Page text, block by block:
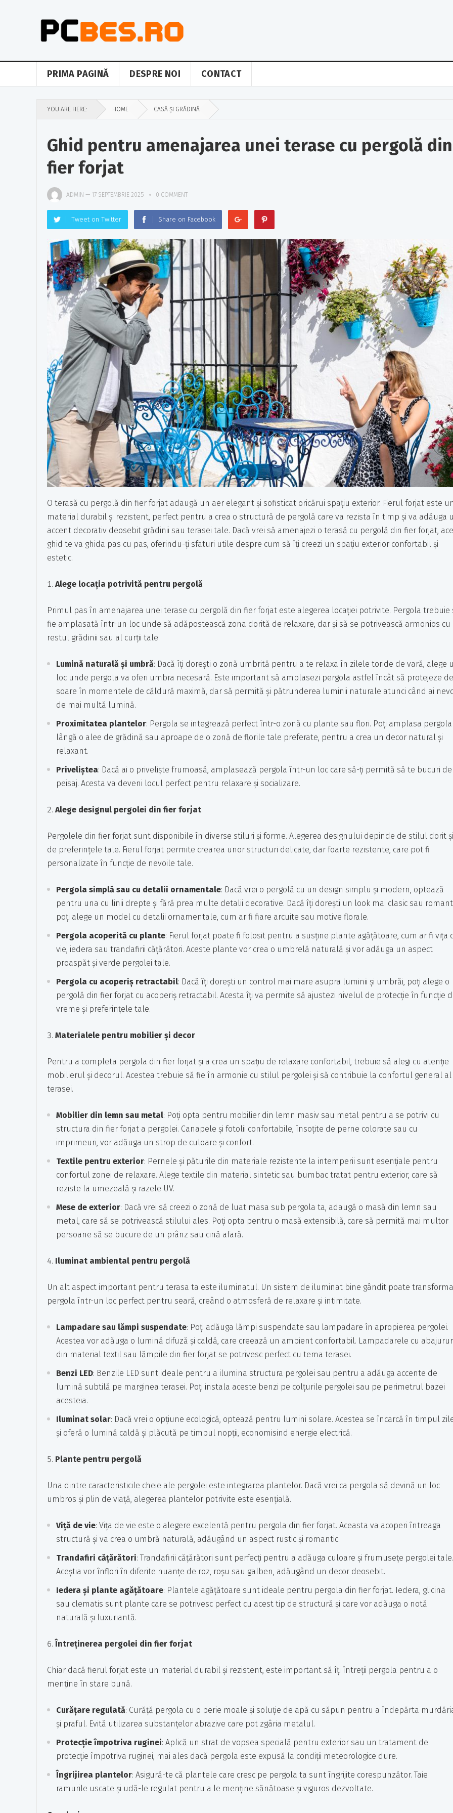
PRIMA PAGINĂ DESPRE NOI CONTACT
YOU ARE HERE: HOME CASĂ ȘI GRĂDINĂ
Ghid pentru amenajarea unei terase cu pergolă din
fier forjat
ADMIN — 17 SEPTEMBRIE 2025 0 COMMENT
Tweet on Twitter Share on Facebook
O terasă cu pergolă din fier forjat adaugă un aer elegant și sofisticat oricărui spațiu exterior. Fierul forjat este
material durabil și rezistent, perfect pentru a crea o structură de pergolă care va rezista în timp și va adăuga
accent decorativ deosebit grădinii sau terasei tale. Dacă vrei să amenajezi o terasă cu pergolă din fier forjat,
ghid te va ghida pas cu pas, oferindu-ți sfaturi utile despre cum să îți creezi un spațiu exterior confortabil și
estetic.
Alege locația potrivită pentru pergolă
Primul pas în amenajarea unei terase cu pergolă din fier forjat este alegerea locației potrivite. Pergola trebuie
fie amplasată într-un loc unde să adăpostească zona dorită de relaxare, dar și să se potrivească armonios cu
restul grădinii sau al curții tale.
Lumină naturală și umbră: Dacă îți dorești o zonă umbrită pentru a te relaxa în zilele toride de vară, alege
loc unde pergola va oferi umbra necesară. Este important să amplasezi pergola astfel încât să protejeze de
soare în momentele de căldură maximă, dar să permită și pătrunderea luminii naturale atunci când ai
de mai multă lumină.
Proximitatea plantelor: Pergola se integrează perfect într-o zonă cu plante sau flori. Poți amplasa pergola
lângă o alee de grădină sau aproape de o zonă de florile tale preferate, pentru a crea un decor natural și
relaxant.
Priveliștea: Dacă ai o priveliște frumoasă, amplasează pergola într-un loc care să-ți permită să te bucuri de
peisaj. Acesta va deveni locul perfect pentru relaxare și socializare.
Alege designul pergolei din fier forjat
Pergolele din fier forjat sunt disponibile în diverse stiluri și forme. Alegerea designului depinde de stilul dorit și
de preferințele tale. Fierul forjat permite crearea unor structuri delicate, dar foarte rezistente, care pot fi
personalizate în funcție de nevoile tale.
Pergola simplă sau cu detalii ornamentale: Dacă vrei o pergolă cu un design simplu și modern, optează
pentru una cu linii drepte și fără prea multe detalii decorative. Dacă îți dorești un look mai clasic sau
poți alege un model cu detalii ornamentale, cum ar fi fiare arcuite sau motive florale.
Pergola acoperită cu plante: Fierul forjat poate fi folosit pentru a susține plante agățătoare, cum ar fi vița
vie, iedera sau trandafirii cățărători. Aceste plante vor crea o umbrelă naturală și vor adăuga un aspect
proaspăt și verde pergolei tale.
Pergola cu acoperiș retractabil: Dacă îți dorești un control mai mare asupra luminii și umbrăi, poți alege o
pergolă din fier forjat cu acoperiș retractabil. Acesta îți va permite să ajustezi nivelul de protecție în funcție
vreme și preferințele tale.
Materialele pentru mobilier și decor
Pentru a completa pergola din fier forjat și a crea un spațiu de relaxare confortabil, trebuie să alegi cu atenție
mobilierul și decorul. Acestea trebuie să fie în armonie cu stilul pergolei și să contribuie la confortul general al
terasei.
Mobilier din lemn sau metal: Poți opta pentru mobilier din lemn masiv sau metal pentru a se potrivi cu
structura din fier forjat a pergolei. Canapele și fotolii confortabile, însoțite de perne colorate sau cu
imprimeuri, vor adăuga un strop de culoare și confort.
Textile pentru exterior: Pernele și păturile din materiale rezistente la intemperii sunt esențiale pentru
confortul zonei de relaxare. Alege textile din material sintetic sau bumbac tratat pentru exterior, care să
reziste la umezeală și razele UV.
Mese de exterior: Dacă vrei să creezi o zonă de luat masa sub pergola ta, adaugă o masă din lemn sau
metal, care să se potrivească stilului ales. Poți opta pentru o masă extensibilă, care să permită mai multor
persoane să se bucure de un prânz sau cină afară.
Iluminat ambiental pentru pergolă
Un alt aspect important pentru terasa ta este iluminatul. Un sistem de iluminat bine gândit poate transforma
pergola într-un loc perfect pentru seară, creând o atmosferă de relaxare și intimitate.
Lampadare sau lămpi suspendate: Poți adăuga lămpi suspendate sau lampadare în apropierea pergolei.
Acestea vor adăuga o lumină difuză și caldă, care creează un ambient confortabil. Lampadarele cu
din material textil sau lămpile din fier forjat se potrivesc perfect cu tema terasei.
Benzi LED: Benzile LED sunt ideale pentru a ilumina structura pergolei sau pentru a adăuga accente de
lumină subtilă pe marginea terasei. Poți instala aceste benzi pe colțurile pergolei sau pe perimetrul bazei
acesteia.
Iluminat solar: Dacă vrei o opțiune ecologică, optează pentru lumini solare. Acestea se încarcă în timpul
și oferă o lumină caldă și plăcută pe timpul nopții, economisind energie electrică.
Plante pentru pergolă
Una dintre caracteristicile cheie ale pergolei este integrarea plantelor. Dacă vrei ca pergola să devină un loc
umbros și plin de viață, alegerea plantelor potrivite este esențială.
Viță de vie: Vița de vie este o alegere excelentă pentru pergola din fier forjat. Aceasta va acoperi întreaga
structură și va crea o umbră naturală, adăugând un aspect rustic și romantic.
Trandafiri cățărători: Trandafirii cățărători sunt perfecți pentru a adăuga culoare și frumusețe pergolei tale.
Aceștia vor înflori în diferite nuanțe de roz, roșu sau galben, adăugând un decor deosebit.
Iedera și plante agățătoare: Plantele agățătoare sunt ideale pentru pergola din fier forjat. Iedera, glicina
sau clematis sunt plante care se potrivesc perfect cu acest tip de structură și care vor adăuga o notă
naturală și luxuriantă.
Întreținerea pergolei din fier forjat
Chiar dacă fierul forjat este un material durabil și rezistent, este important să îți întreții pergola pentru a o
menține în stare bună.
Curățare regulată: Curăță pergola cu o perie moale și soluție de apă cu săpun pentru a îndepărta
și praful. Evită utilizarea substanțelor abrazive care pot zgâria metalul.
Protecție împotriva ruginei: Aplică un strat de vopsea specială pentru exterior sau un tratament de
protecție împotriva ruginei, mai ales dacă pergola este expusă la condiții meteorologice dure.
Îngrijirea plantelor: Asigură-te că plantele care cresc pe pergola ta sunt îngrijite corespunzător. Taie
ramurile uscate și udă-le regulat pentru a le menține sănătoase și viguros dezvoltate.